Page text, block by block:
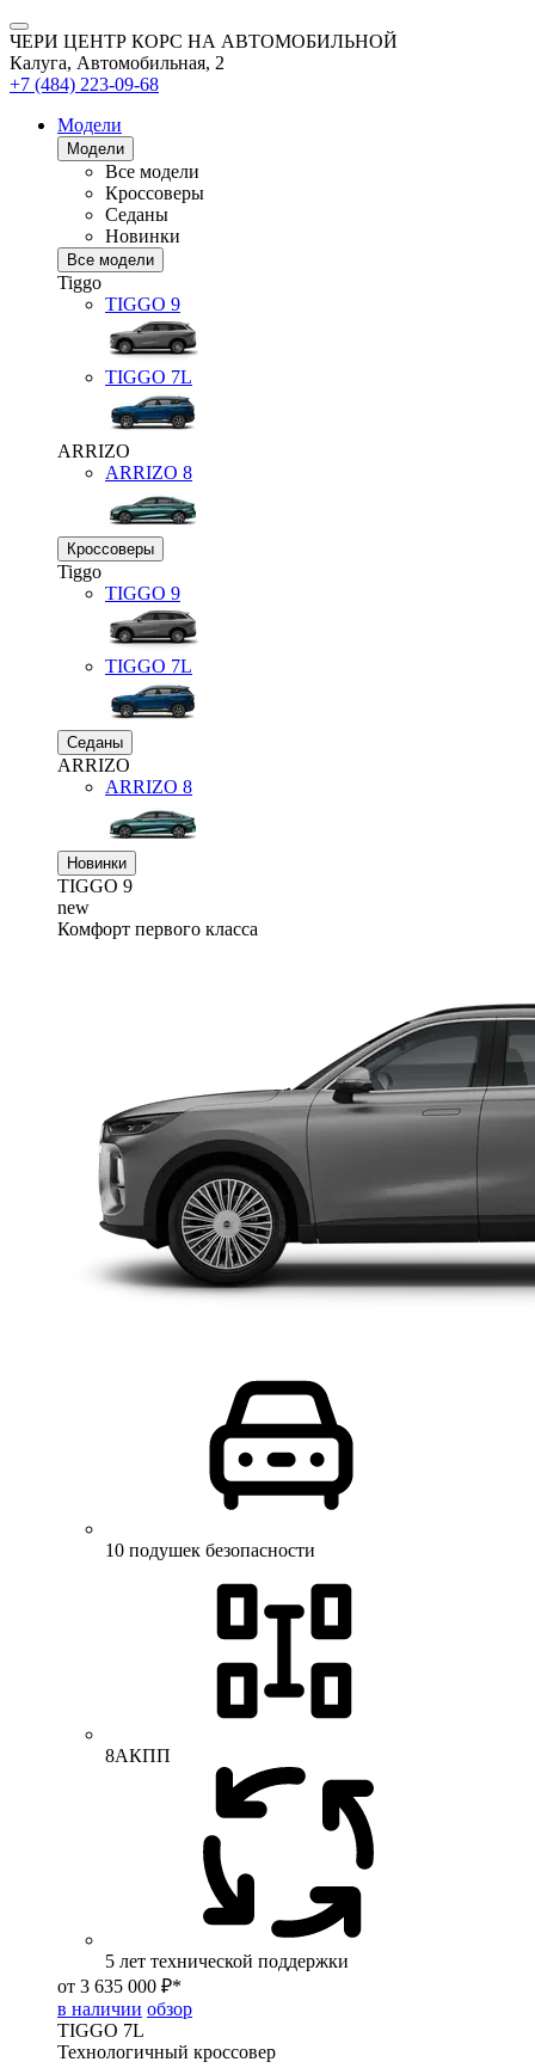
ЧЕРИ ЦЕНТР КОРС НА АВТОМОБИЛЬНОЙ
Калуга, Автомобильная, 2
+7 (484) 223-09-68
Модели
Модели
Все модели
Кроссоверы
Седаны
Новинки
Все модели
Tiggo
TIGGO 9
TIGGO 7L
ARRIZO
ARRIZO 8
Кроссоверы
Tiggo
TIGGO 9
TIGGO 7L
Седаны
ARRIZO
ARRIZO 8
Новинки
TIGGO 9
new
Комфорт первого класса
10 подушек безопасности
8АКПП
5 лет технической поддержки
от 3 635 000 ₽*
в наличии обзор
TIGGO 7L
Технологичный кроссовер